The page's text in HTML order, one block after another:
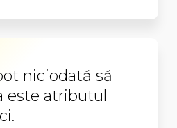
niciodată să
este atributul